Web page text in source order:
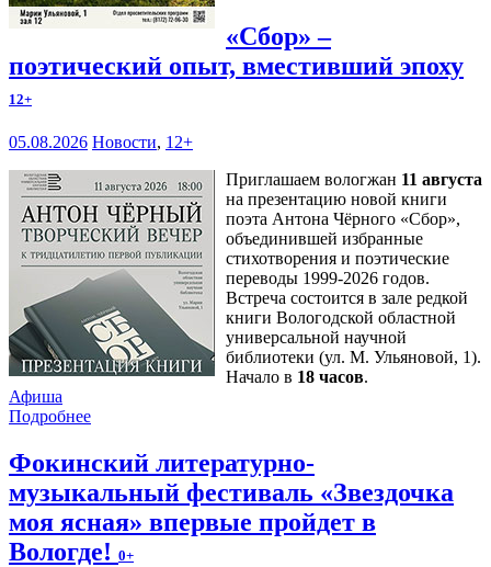
«Сбор» –
поэтический опыт, вместивший эпоху
12+
05.08.2026 Новости, 12+
Приглашаем вологжан 11 августа
на презентацию новой книги
поэта Антона Чёрного «Сбор»,
объединившей избранные
стихотворения и поэтические
переводы 1999-2026 годов.
Встреча состоится в зале редкой
книги Вологодской областной
универсальной научной
библиотеки (ул. М. Ульяновой, 1).
Начало в 18 часов.
Афиша
Подробнее
Фокинский литературно-
музыкальный фестиваль «Звездочка
моя ясная» впервые пройдет в
Вологде! 0+